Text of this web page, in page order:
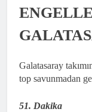
Galatasaray
top savunmadan
51. Dakika